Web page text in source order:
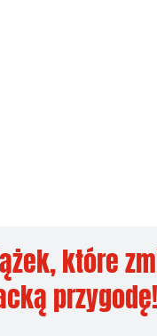
które
przygodę!